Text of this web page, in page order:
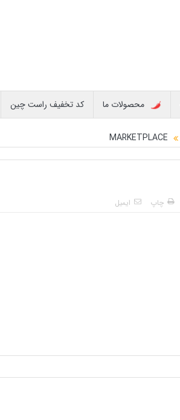
محصولات ما کد تخفیف راست چین
MARKETPLACE
چاپ ایمیل